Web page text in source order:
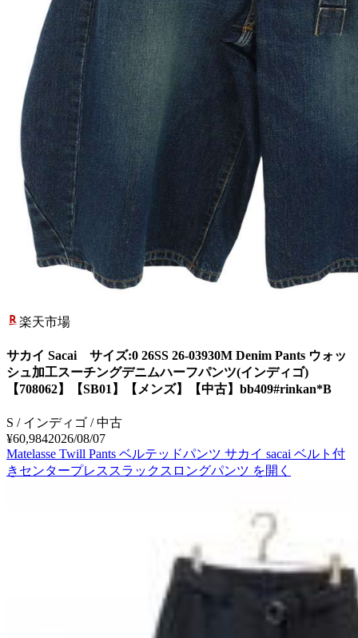
楽天市場
サカイ Sacai サイズ:0 26SS 26-03930M Denim Pants ウォッ
シュ加工スーチングデニムハーフパンツ(インディゴ)
【708062】【SB01】【メンズ】【中古】bb409#rinkan*B
S / インディゴ / 中古
¥60,9842026/08/07
Matelasse Twill Pants ベルテッドパンツ サカイ sacai ベルト付
きセンタープレススラックスロングパンツ を開く